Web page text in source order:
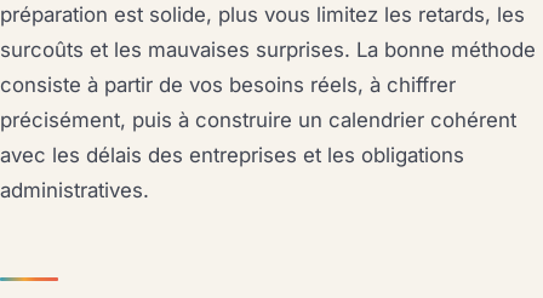
préparation est solide, plus vous limitez les retards, les
surcoûts et les mauvaises surprises. La bonne méthode
consiste à partir de vos besoins réels, à chiffrer
précisément, puis à construire un calendrier cohérent
avec les délais des entreprises et les obligations
administratives.